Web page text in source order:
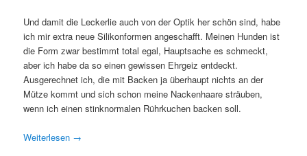
Und damit die Leckerlie auch von der Optik her schön sind, habe
ich mir extra neue Silikonformen angeschafft. Meinen Hunden ist
die Form zwar bestimmt total egal, Hauptsache es schmeckt,
aber ich habe da so einen gewissen Ehrgeiz entdeckt.
Ausgerechnet ich, die mit Backen ja überhaupt nichts an der
Mütze kommt und sich schon meine Nackenhaare sträuben,
wenn ich einen stinknormalen Rührkuchen backen soll.
Weiterlesen →